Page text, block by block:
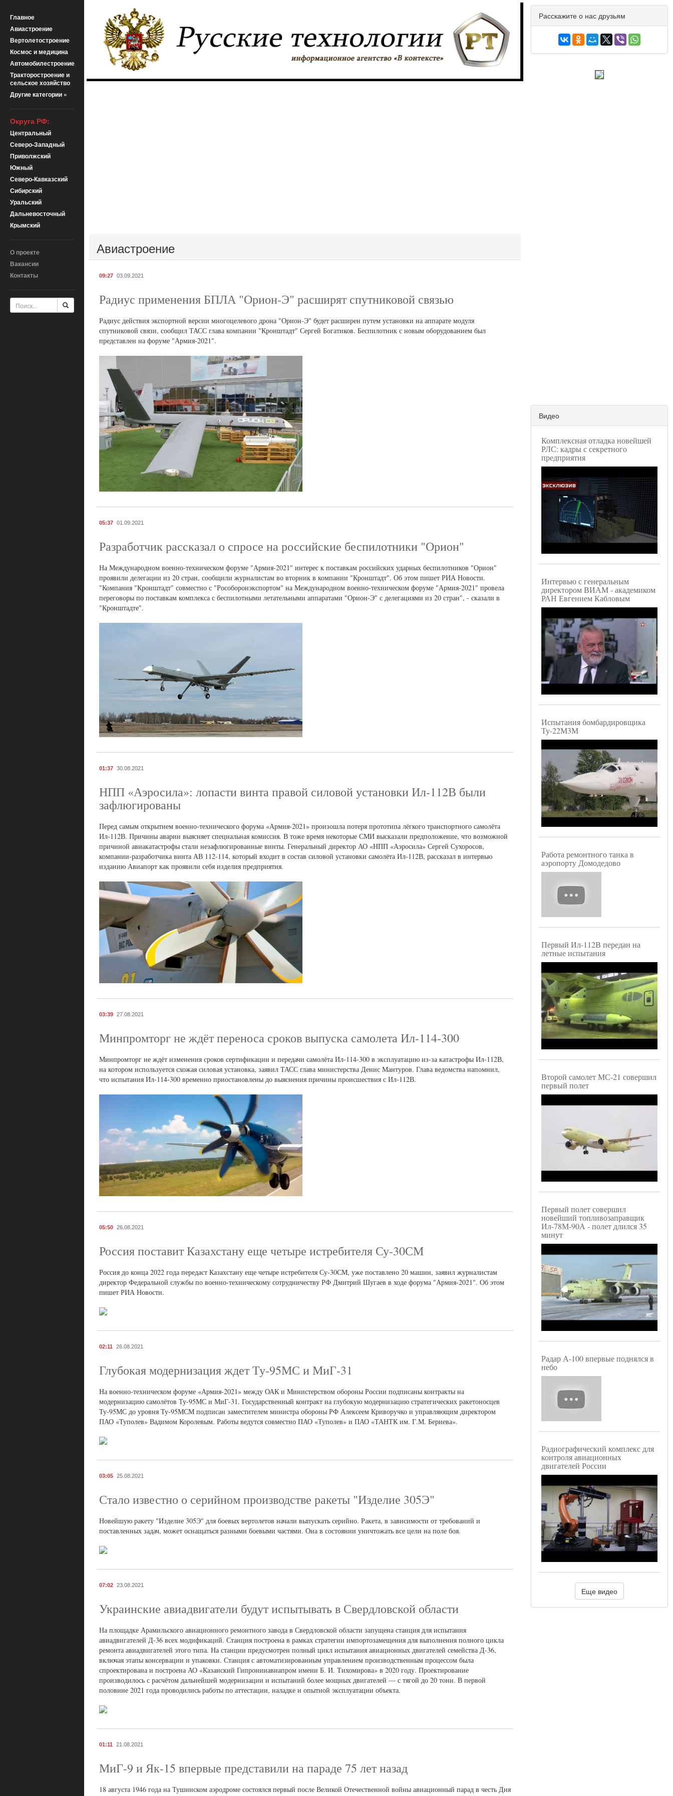
Главное
Авиастроение
Вертолетостроение
Космос и медицина
Автомобилестроение
Тракторостроение и
сельское хозяйство
Другие категории »
Округа РФ:
Центральный
Северо-Западный
Приволжский
Южный
Северо-Кавказский
Сибирский
Уральский
Дальневосточный
Крымский
О проекте
Вакансии
Контакты
Авиастроение
09:27 03.09.2021
Радиус применения БПЛА "Орион-Э" расширят спутниковой связью
Радиус действия экспортной версии многоцелевого дрона "Орион-Э" будет расширен путем установки на аппарате модуля
спутниковой связи, сообщил ТАСС глава компании "Кронштадт" Сергей Богатиков. Беспилотник с новым оборудованием был
представлен на форуме "Армия-2021".
05:37 01.09.2021
Разработчик рассказал о спросе на российские беспилотники "Орион"
На Международном военно-техническом форуме "Армия-2021" интерес к поставкам российских ударных беспилотников "Орион"
проявили делегации из 20 стран, сообщили журналистам во вторник в компании "Кронштадт". Об этом пишет РИА Новости.
"Компания "Кронштадт" совместно с "Рособоронэкспортом" на Международном военно-техническом форуме "Армия-2021" провела
переговоры по поставкам комплекса с беспилотными летательными аппаратами "Орион-Э" с делегациями из 20 стран", - сказали в
"Кронштадте".
01:37 30.08.2021
НПП «Аэросила»: лопасти винта правой силовой установки Ил-112В были
зафлюгированы
Перед самым открытием военно-технического форума «Армия-2021» произошла потеря прототипа лёгкого транспортного самолёта
Ил-112В. Причины аварии выясняет специальная комиссия. В тоже время некоторые СМИ высказали предположение, что возможной
причиной авиакатастрофы стали незафлюгированные винты. Генеральный директор АО «НПП «Аэросила» Сергей Сухоросов,
компании-разработчика винта АВ 112-114, который входит в состав силовой установки самолёта Ил-112В, рассказал в интервью
изданию Авиапорт как проявили себя изделия предприятия.
03:39 27.08.2021
Минпромторг не ждёт переноса сроков выпуска самолета Ил-114-300
Минпромторг не ждёт изменения сроков сертификации и передачи самолёта Ил-114-300 в эксплуатацию из-за катастрофы Ил-112В,
на котором используется схожая силовая установка, заявил ТАСС глава министерства Денис Мантуров. Глава ведомства напомнил,
что испытания Ил-114-300 временно приостановлены до выяснения причины происшествия с Ил-112В.
05:50 26.08.2021
Россия поставит Казахстану еще четыре истребителя Су-30СМ
Россия до конца 2022 года передаст Казахстану еще четыре истребителя Су-30СМ, уже поставлено 20 машин, заявил журналистам
директор Федеральной службы по военно-техническому сотрудничеству РФ Дмитрий Шугаев в ходе форума "Армия-2021". Об этом
пишет РИА Новости.
02:11 26.08.2021
Глубокая модернизация ждет Ту-95МС и МиГ-31
На военно-техническом форуме «Армия-2021» между ОАК и Министерством обороны России подписаны контракты на
модернизацию самолётов Ту-95МС и МиГ-31. Государственный контракт на глубокую модернизацию стратегических ракетоносцев
Ту-95МС до уровня Ту-95МСМ подписан заместителем министра обороны РФ Алексеем Криворучко и управляющим директором
ПАО «Туполев» Вадимом Королевым. Работы ведутся совместно ПАО «Туполев» и ПАО «ТАНТК им. Г.М. Бериева».
03:05 25.08.2021
Стало известно о серийном производстве ракеты "Изделие 305Э"
Новейшую ракету "Изделие 305Э" для боевых вертолетов начали выпускать серийно. Ракета, в зависимости от требований и
поставленных задач, может оснащаться разными боевыми частями. Она в состоянии уничтожать все цели на поле боя.
07:02 23.08.2021
Украинские авиадвигатели будут испытывать в Свердловской области
На площадке Арамильского авиационного ремонтного завода в Свердловской области запущена станция для испытания
авиадвигателей Д-36 всех модификаций. Станция построена в рамках стратегии импортозамещения для выполнения полного цикла
ремонта авиадвигателей этого типа. На станции предусмотрен полный цикл испытания авиационных двигателей семейства Д-36,
включая этапы консервации и упаковки. Станция с автоматизированным управлением производственным процессом была
спроектирована и построена АО «Казанский Гипронииавиапром имени Б. И. Тихомирова» в 2020 году. Проектирование
производилось с расчётом дальнейшей модернизации и испытаний более мощных двигателей — с тягой до 20 тонн. В первой
половине 2021 года проводились работы по аттестации, наладке и опытной эксплуатации объекта.
01:11 21.08.2021
МиГ-9 и Як-15 впервые представили на параде 75 лет назад
18 августа 1946 года на Тушинском аэродроме состоялся первый после Великой Отечественной войны авиационный парад в честь Дня
Расскажите о нас друзьям
Видео
Комплексная отладка новейшей
РЛС: кадры с секретного
предприятия
Интервью с генеральным
директором ВИАМ - академиком
РАН Евгением Кабловым
Испытания бомбардировщика
Ту-22М3М
Работа ремонтного танка в
аэропорту Домодедово
Первый Ил-112В передан на
летные испытания
Второй самолет МС-21 совершил
первый полет
Первый полет совершил
новейший топливозаправщик
Ил-78М-90А - полет длился 35
минут
Радар А-100 впервые поднялся в
небо
Радиографический комплекс для
контроля авиационных
двигателей России
Еще видео